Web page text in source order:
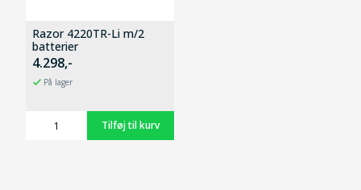
Razor 4220TR-Li m/2
batterier
4.298,-
På lager